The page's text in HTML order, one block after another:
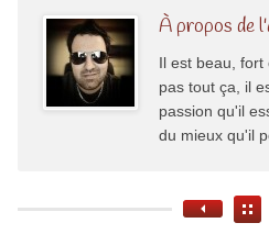
À propos de
Il est beau, fort
pas tout ça, il
passion qu'il
du mieux qu'il